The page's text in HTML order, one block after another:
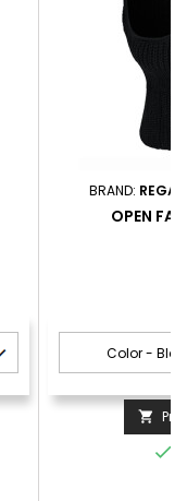
BRAND:
OPEN

